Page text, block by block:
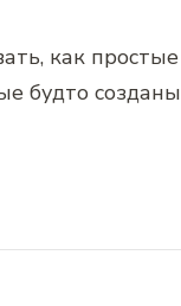
как простые
будто созданы